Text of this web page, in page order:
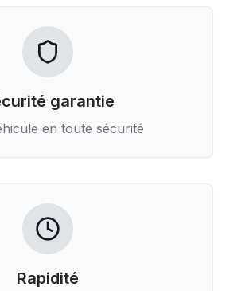
garantie
en toute sécurité
Rapidité